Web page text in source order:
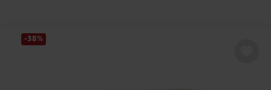
-38%